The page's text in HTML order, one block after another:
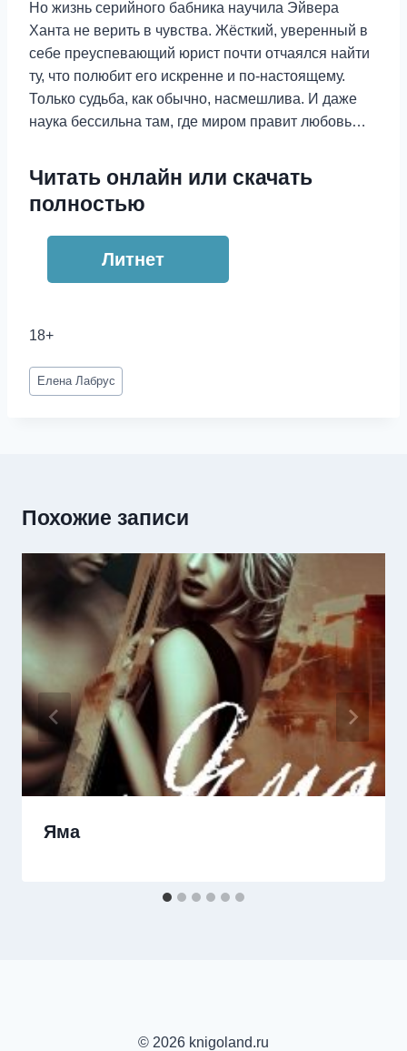
Но жизнь серийного бабника научила Эйвера
Ханта не верить в чувства. Жёсткий, уверенный в
себе преуспевающий юрист почти отчаялся найти
ту, что полюбит его искренне и по-настоящему.
Только судьба, как обычно, насмешлива. И даже
наука бессильна там, где миром правит любовь…
Читать онлайн или скачать
полностью
Литнет
18+
Метки
записи:
Елена Лабрус
Похожие записи
Яма
© 2026 knigoland.ru